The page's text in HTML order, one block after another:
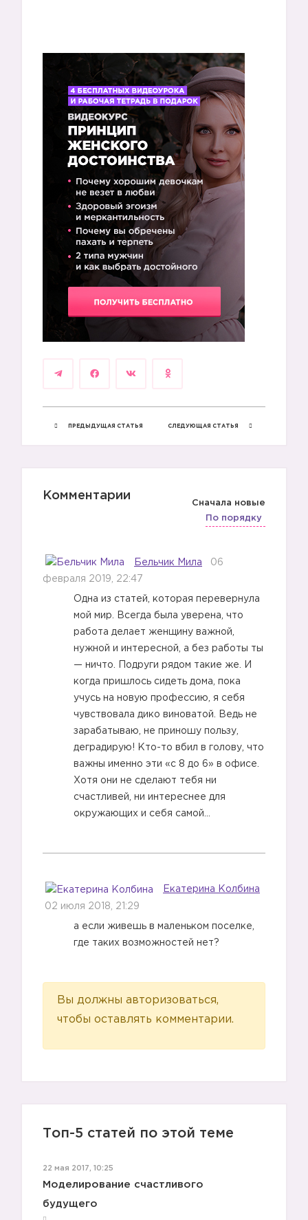
ПРЕДЫДУЩАЯ СТАТЬЯ СЛЕДУЮЩАЯ СТАТЬЯ
Комментарии
Сначала новые
По порядку
Бельчик Мила 06
февраля 2019, 22:47
Одна из статей, которая перевернула
мой мир. Всегда была уверена, что
работа делает женщину важной,
нужной и интересной, а без работы ты
— ничто. Подруги рядом такие же. И
когда пришлось сидеть дома, пока
учусь на новую профессию, я себя
чувствовала дико виноватой. Ведь не
зарабатываю, не приношу пользу,
деградирую! Кто-то вбил в голову, что
важны именно эти «с 8 до 6» в офисе.
Хотя они не сделают тебя ни
счастливей, ни интереснее для
окружающих и себя самой…
Екатерина Колбина
02 июля 2018, 21:29
а если живешь в маленьком поселке,
где таких возможностей нет?
Вы должны авторизоваться,
чтобы оставлять комментарии.
Топ-5 статей по этой теме
22 мая 2017, 10:25
Моделирование счастливого
будущего